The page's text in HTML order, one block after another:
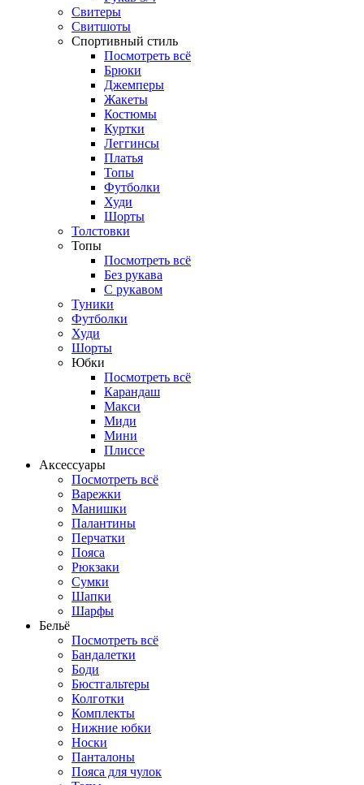
Свитеры
Свитшоты
Спортивный стиль
Посмотреть всё
Брюки
Джемперы
Жакеты
Костюмы
Куртки
Леггинсы
Платья
Топы
Футболки
Худи
Шорты
Толстовки
Топы
Посмотреть всё
Без рукава
С рукавом
Туники
Футболки
Худи
Шорты
Юбки
Посмотреть всё
Карандаш
Макси
Миди
Мини
Плиссе
Аксессуары
Посмотреть всё
Варежки
Манишки
Палантины
Перчатки
Пояса
Рюкзаки
Сумки
Шапки
Шарфы
Бельё
Посмотреть всё
Бандалетки
Боди
Бюстгальтеры
Колготки
Комплекты
Нижние юбки
Носки
Панталоны
Поясa для чулок